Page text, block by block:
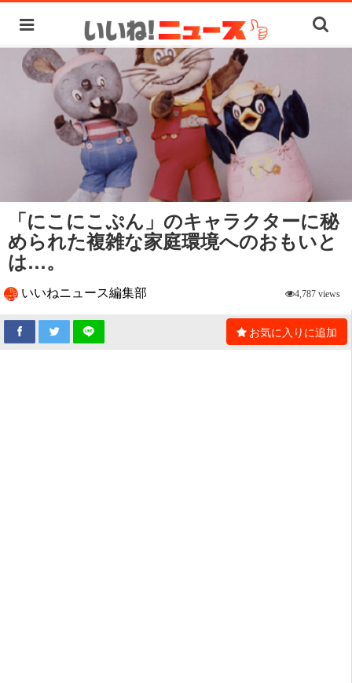
「にこにこぷん」のキャラクターに秘
められた複雑な家庭環境へのおもいと
は…。
いいねニュース編集部 4,787 views
お気に入りに追加